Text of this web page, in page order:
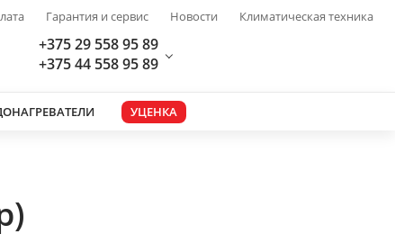
Гарантия и сервис Новости Климатическая техника
+375 29 558 95 89
+375 44 558 95 89
УЦЕНКА